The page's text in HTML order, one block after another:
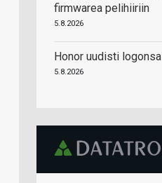
firmwarea pelihiiriin
5.8.2026
Honor uudisti logonsa
5.8.2026